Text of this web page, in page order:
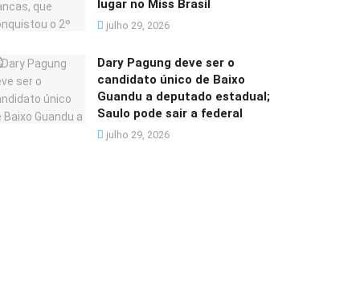
lugar no Miss Brasil
julho 29, 2026
Dary Pagung deve ser o
candidato único de Baixo
Guandu a deputado estadual;
Saulo pode sair a federal
julho 29, 2026